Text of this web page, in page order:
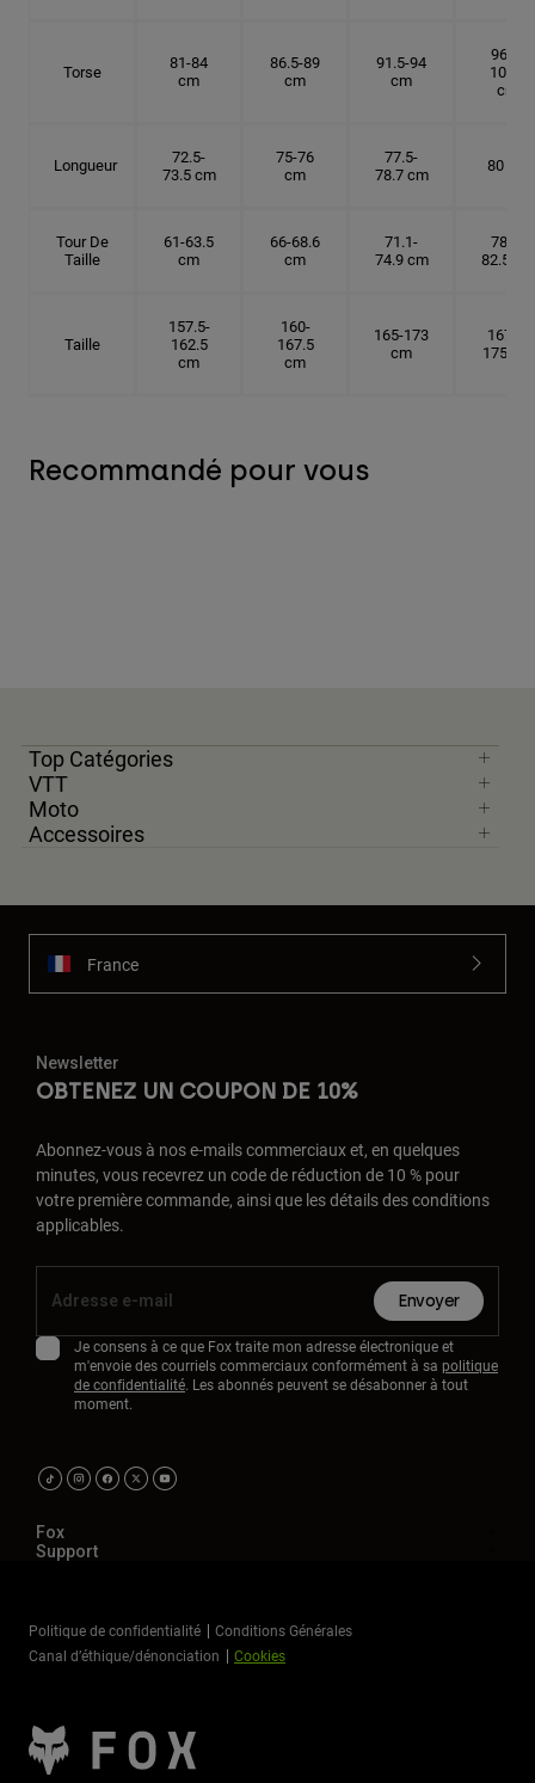
Torse
81-84
cm
86.5-89
cm
91.5-94
cm
96.5-
101.5
cm
Longueur
72.5-
73.5 cm
75-76
cm
77.5-
78.7 cm
80 cm
Tour De
Taille
61-63.5
cm
66-68.6
cm
71.1-
74.9 cm
78.7-
82.5 cm
Taille
157.5-
162.5
cm
160-
167.5
cm
165-173
cm
167.5-
175 cm
Recommandé pour vous
Top Catégories
VTT
Moto
Accessoires
France
Newsletter
OBTENEZ UN COUPON DE 10%
Abonnez-vous à nos e-mails commerciaux et, en quelques
minutes, vous recevrez un code de réduction de 10 % pour
votre première commande, ainsi que les détails des conditions
applicables.
Envoyer
Je consens à ce que Fox traite mon adresse électronique et
m'envoie des courriels commerciaux conformément à sa politique
de confidentialité. Les abonnés peuvent se désabonner à tout
moment.
Fox
Support
Politique de confidentialité
Conditions Générales
Canal d’éthique/dénonciation
Cookies